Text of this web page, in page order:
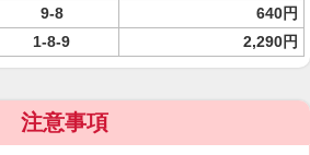
9-8
640円
1-8-9 2,290円
注意事項